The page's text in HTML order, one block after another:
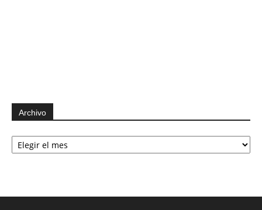
Archivo
Archivo